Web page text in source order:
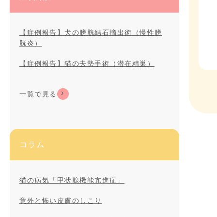
【症例報告】犬の膀胱結石摘出術（慢性膀
胱炎）
【症例報告】猫の去勢手術（潜在精巣）
一覧で見る
コラム
猫の病気「甲状腺機能亢進症」
意外と怖い皮膚のしこり